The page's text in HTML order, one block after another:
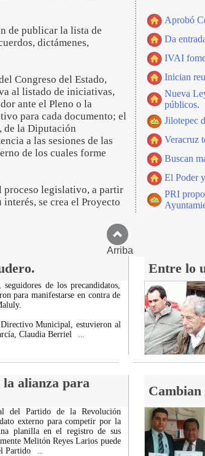
de publicar la lista de
dictámenes,
Congreso del Estado,
al listado de iniciativas,
ante el Pleno o la
para cada documento; el
de la Diputación
a las sesiones de las
de los cuales forme
proceso legislativo, a partir
se crea el Proyecto
Aprobó
Da
IVAI
Inician
Nueva
públicos.
Jilotepec
Veracruz
Buscan
El Poder
PRI
Arriba
Entre lo
de los precandidatos,
para manifestarse en contra de
Directivo Municipal, estuvieron al
Claudia Berriel
alianza para
del Partido de la Revolución
externo para competir por la
planilla en el registro de sus
Melitón Reyes Larios puede
Partido